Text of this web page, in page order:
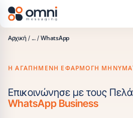
Skip to content
Αρχική / ... / WhatsApp
Η ΑΓΑΠΗΜΈΝΗ ΕΦΑΡΜΟΓΉ
Επικοινώνησε με τους
WhatsApp Business